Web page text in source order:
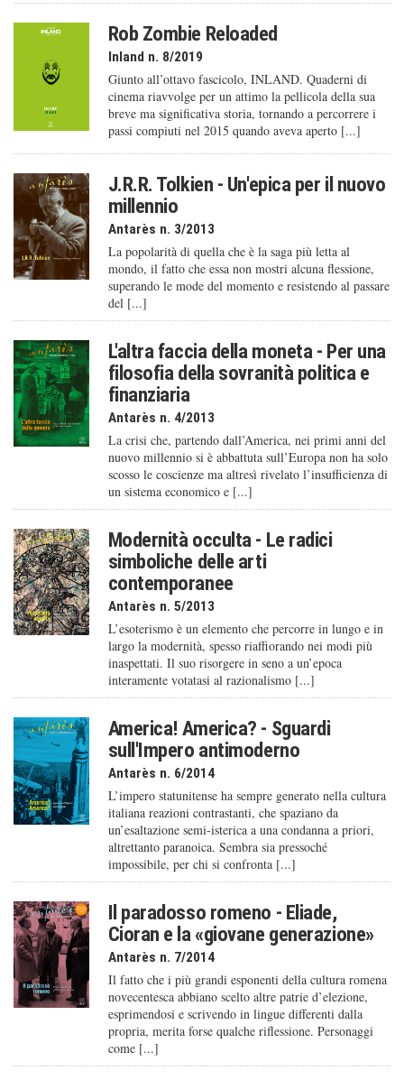
Rob Zombie Reloaded
Inland n. 8/2019
Giunto all’ottavo fascicolo, INLAND. Quaderni di
cinema riavvolge per un attimo la pellicola della sua
breve ma significativa storia, tornando a percorrere i
passi compiuti nel 2015 quando aveva aperto [...]
J.R.R. Tolkien - Un'epica per il nuovo
millennio
Antarès n. 3/2013
La popolarità di quella che è la saga più letta al
mondo, il fatto che essa non mostri alcuna flessione,
superando le mode del momento e resistendo al passare
del [...]
L'altra faccia della moneta - Per una
filosofia della sovranità politica e
finanziaria
Antarès n. 4/2013
La crisi che, partendo dall’America, nei primi anni del
nuovo millennio si è abbattuta sull’Europa non ha solo
scosso le coscienze ma altresì rivelato l’insufficienza di
un sistema economico e [...]
Modernità occulta - Le radici
simboliche delle arti
contemporanee
Antarès n. 5/2013
L’esoterismo è un elemento che percorre in lungo e in
largo la modernità, spesso riaffiorando nei modi più
inaspettati. Il suo risorgere in seno a un’epoca
interamente votatasi al razionalismo [...]
America! America? - Sguardi
sull'Impero antimoderno
Antarès n. 6/2014
L’impero statunitense ha sempre generato nella cultura
italiana reazioni contrastanti, che spaziano da
un’esaltazione semi-isterica a una condanna a priori,
altrettanto paranoica. Sembra sia pressoché
impossibile, per chi si confronta [...]
Il paradosso romeno - Eliade,
Cioran e la «giovane generazione»
Antarès n. 7/2014
Il fatto che i più grandi esponenti della cultura romena
novecentesca abbiano scelto altre patrie d’elezione,
esprimendosi e scrivendo in lingue differenti dalla
propria, merita forse qualche riflessione. Personaggi
come [...]